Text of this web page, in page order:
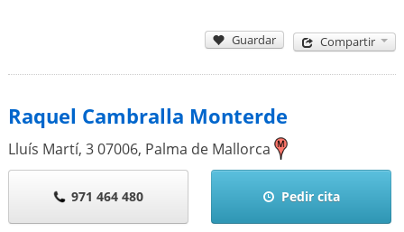
Guardar Compartir
Raquel Cambralla Monterde
Lluís Martí, 307006, Palma de Mallorca
971 464 480 Pedir cita